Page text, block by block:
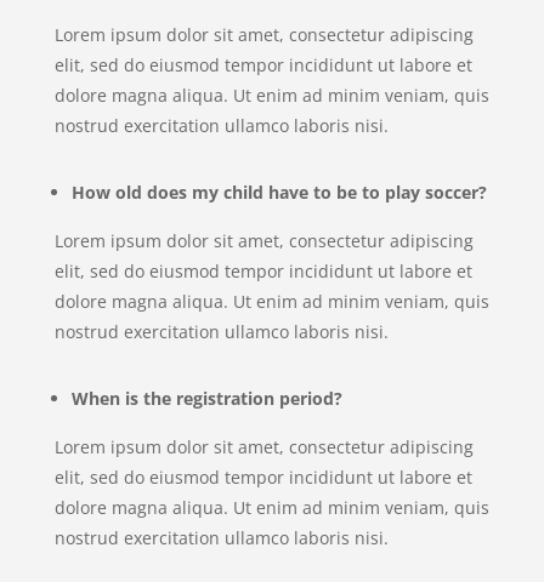
Lorem ipsum dolor sit amet, consectetur adipiscing
elit, sed do eiusmod tempor incididunt ut labore et
dolore magna aliqua. Ut enim ad minim veniam, quis
nostrud exercitation ullamco laboris nisi.
How old does my child have to be to play soccer?
Lorem ipsum dolor sit amet, consectetur adipiscing
elit, sed do eiusmod tempor incididunt ut labore et
dolore magna aliqua. Ut enim ad minim veniam, quis
nostrud exercitation ullamco laboris nisi.
When is the registration period?
Lorem ipsum dolor sit amet, consectetur adipiscing
elit, sed do eiusmod tempor incididunt ut labore et
dolore magna aliqua. Ut enim ad minim veniam, quis
nostrud exercitation ullamco laboris nisi.